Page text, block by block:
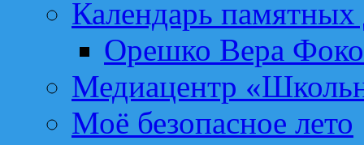
Календарь памятных
Орешко Вера
Медиацентр
Моё безопасное лето